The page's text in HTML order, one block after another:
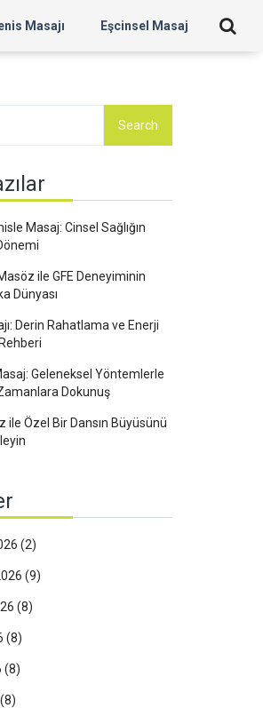
Masajı Eşcinsel Masaj
Masaj: Cinsel Sağlığın
ile GFE Deneyiminin
Dünyası
Derin Rahatlama ve Enerji
Geleneksel Yöntemlerle
Dokunuş
ile Özel Bir Dansın Büyüsünü
(2)
(9)
(8)
(8)
(8)
(8)